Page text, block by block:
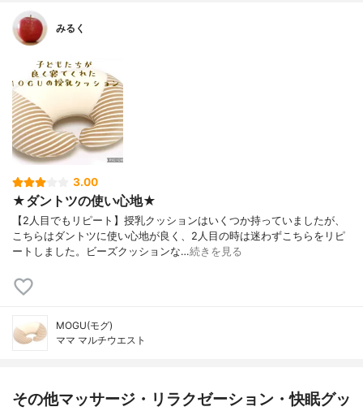
みるく
3.00
★ダントツの使い心地★
【2人目でもリピート】授乳クッションはいくつか持っていましたが、
こちらはダントツに使い心地が良く、2人目の時は迷わずこちらをリピ
ートしました。ビーズクッションな…続きを見る
MOGU(モグ)
ママ マルチウエスト
その他マッサージ・リラクゼーション・快眠グッ